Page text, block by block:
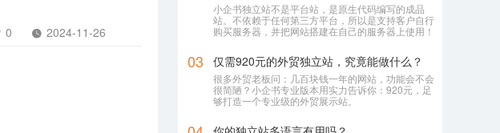
0 2024-11-26
小企书独立站不是平台站，是原生代码编写的成品
站。不依赖于任何第三方平台，所以是支持客户自行
购买服务器，并把网站搭建在自己的服务器上使用！
03 仅需920元的外贸独立站，究竟能做什么？
很多外贸老板问：几百块钱一年的网站，功能会不会
很简陋？小企书专业版本用实力告诉你：920元，足
够打造一个专业级的外贸展示站。